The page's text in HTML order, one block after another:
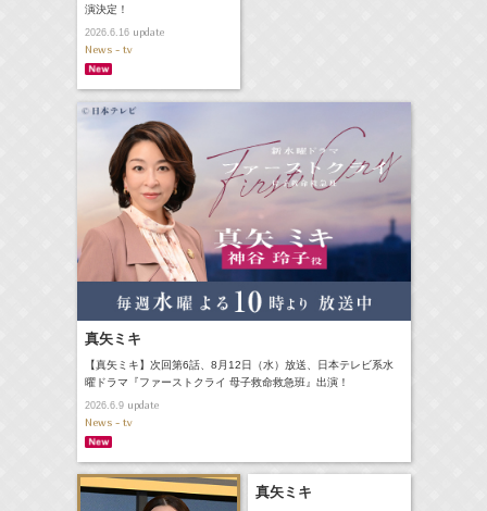
演決定！
2026.6.16update
News - tv
真矢ミキ
【真矢ミキ】次回第6話、8月12日（水）放送、日本テレビ系水
曜ドラマ『ファーストクライ 母子救命救急班』出演！
2026.6.9update
News - tv
真矢ミキ